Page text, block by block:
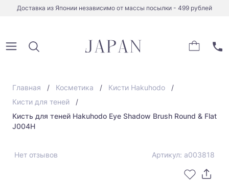
Доставка из Японии независимо от массы посылки - 499 рублей
Главная Косметика
Кисти Hakuhodo
Кисти для теней
Кисть для теней Hakuhodo Eye Shadow Brush Round & Flat
J004H
Нет отзывов Артикул: а003818